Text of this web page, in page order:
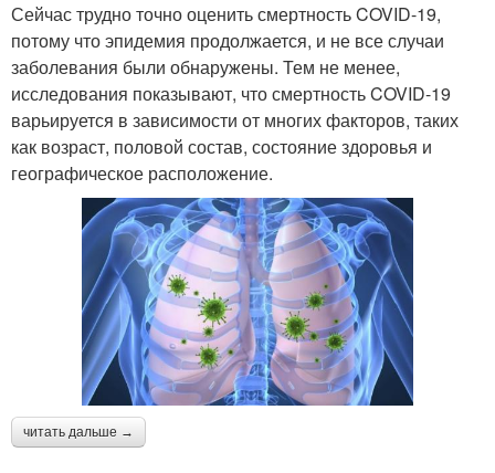
Сейчас трудно точно оценить смертность COVID-19,
потому что эпидемия продолжается, и не все случаи
заболевания были обнаружены. Тем не менее,
исследования показывают, что смертность COVID-19
варьируется в зависимости от многих факторов, таких
как возраст, половой состав, состояние здоровья и
географическое расположение.
читать дальше →